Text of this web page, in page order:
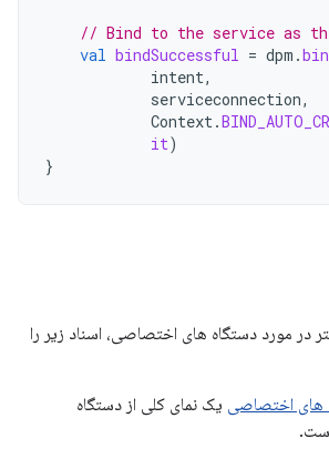
// Bind to the service as
val bindSuccessful = dpm .
intent,
serviceconnection,
Context.
it)
}
در مورد دستگاه های اختصاصی، اسناد زیر را
های اختصاصی یک نمای کلی از دستگاه